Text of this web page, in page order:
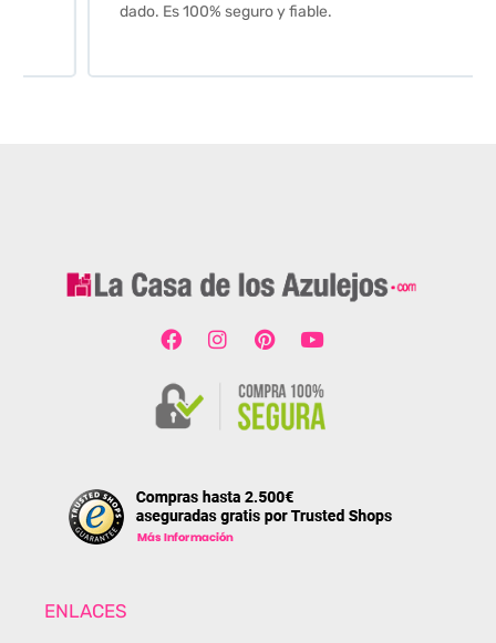
dado. Es 100% seguro y fiable.
ENLACES